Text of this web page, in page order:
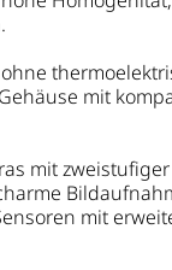
mit
mit
mit